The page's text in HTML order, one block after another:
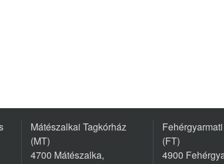
Mátészalkai Tagkórház
(MT)
4700 Mátészalka,
(FT)
4900